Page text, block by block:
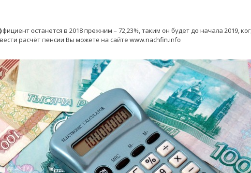
останется в 2018 прежним – 72,23%, таким он будет до начала 2019,
расчёт пенсии Вы можете на сайте www.nachfin.info